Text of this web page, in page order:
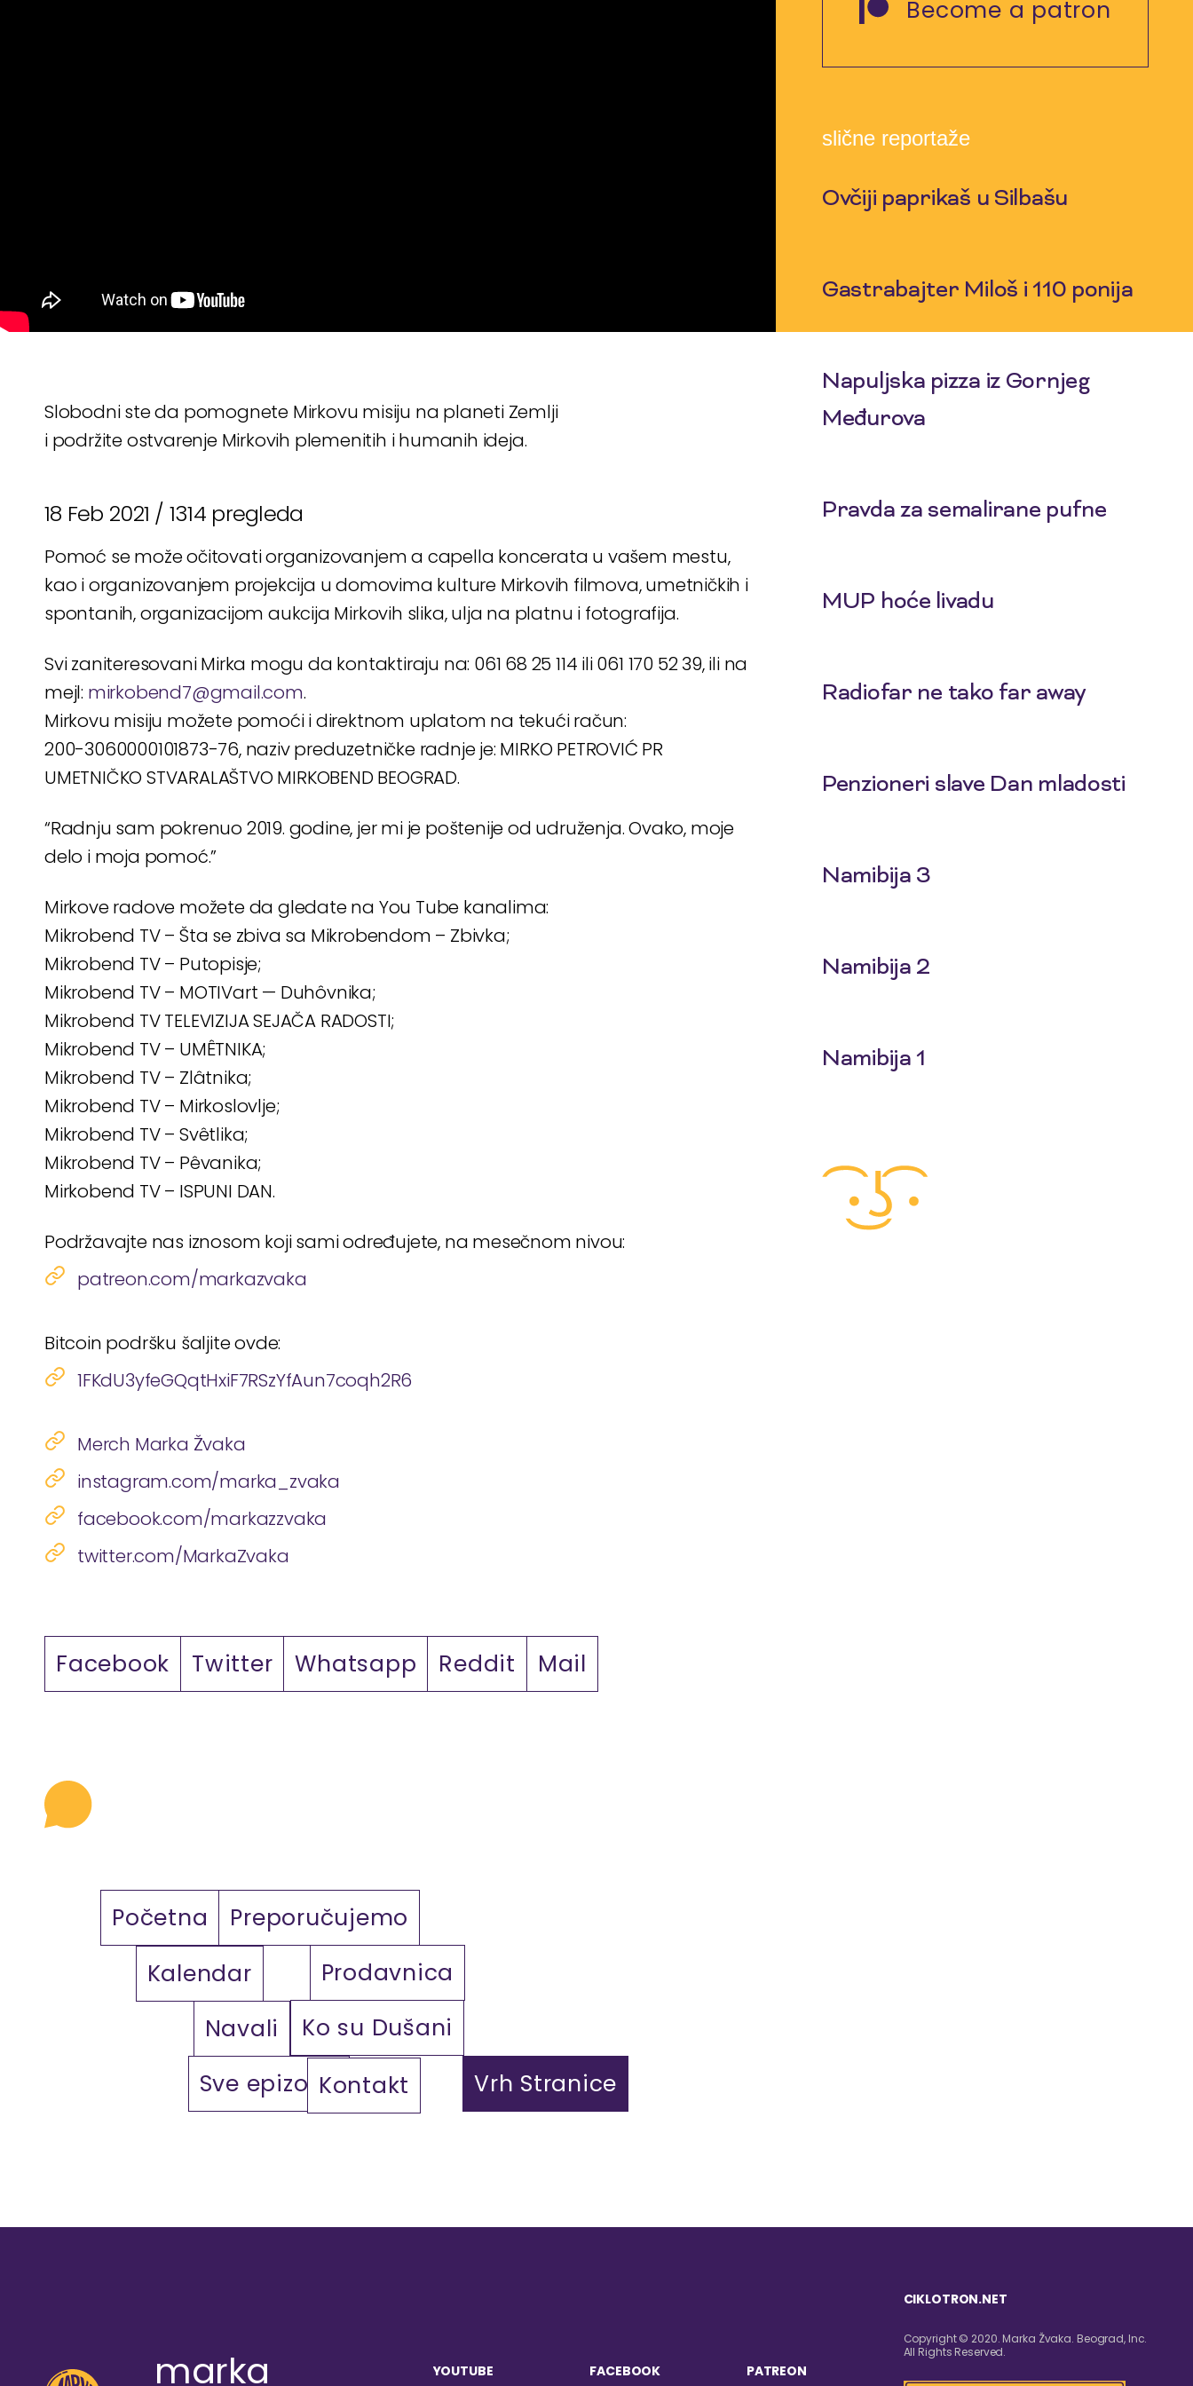
Slobodni ste da pomognete Mirkovu misiju na planeti Zemlji
i podržite ostvarenje Mirkovih plemenitih i humanih ideja.
18 Feb 2021 / 1314 pregleda
Pomoć se može očitovati organizovanjem a capella koncerata u vašem mestu,
kao i organizovanjem projekcija u domovima kulture Mirkovih filmova, umetničkih i
spontanih, organizacijom aukcija Mirkovih slika, ulja na platnu i fotografija.
Svi zaniteresovani Mirka mogu da kontaktiraju na: 061 68 25 114 ili 061 170 52 39, ili na
mejl: mirkobend7@gmail.com.
Mirkovu misiju možete pomoći i direktnom uplatom na tekući račun:
200-3060000101873-76, naziv preduzetničke radnje je: MIRKO PETROVIĆ PR
UMETNIČKO STVARALAŠTVO MIRKOBEND BEOGRAD.
“Radnju sam pokrenuo 2019. godine, jer mi je poštenije od udruženja. Ovako, moje
delo i moja pomoć.”
Mirkove radove možete da gledate na You Tube kanalima:
Mikrobend TV – Šta se zbiva sa Mikrobendom – Zbivka;
Mikrobend TV – Putopisje;
Mikrobend TV – MOTIVart — Duhôvnika;
Mikrobend TV TELEVIZIJA SEJAČA RADOSTI;
Mikrobend TV – UMÊTNIKA;
Mikrobend TV – Zlâtnika;
Mikrobend TV – Mirkoslovlje;
Mikrobend TV – Svêtlika;
Mikrobend TV – Pêvanika;
Mirkobend TV – ISPUNI DAN.
Podržavajte nas iznosom koji sami određujete, na mesečnom nivou:
patreon.com/markazvaka
Bitcoin podršku šaljite ovde:
1FKdU3yfeGQqtHxiF7RSzYfAun7coqh2R6
Merch Marka Žvaka
instagram.com/marka_zvaka
facebook.com/markazzvaka
twitter.com/MarkaZvaka
Facebook Twitter Whatsapp Reddit Mail
Početna
Preporučujemo
Kalendar
Prodavnica
Navali
Ko su Dušani
Sve epizodeKontakt Vrh Stranice
Become a patron
slične reportaže
Ovčiji paprikaš u Silbašu
Gastrabajter Miloš i 110 ponija
Napuljska pizza iz Gornjeg
Međurova
Pravda za semalirane pufne
MUP hoće livadu
Radiofar ne tako far away
Penzioneri slave Dan mladosti
Namibija 3
Namibija 2
Namibija 1
marka YOUTUBE FACEBOOK PATREON
CIKLOTRON.NET
Copyright © 2020. Marka Žvaka. Beograd, Inc.
All Rights Reserved.